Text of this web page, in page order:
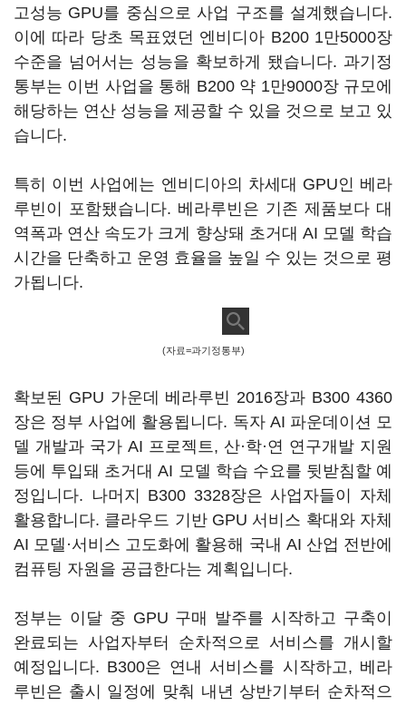
고성능 GPU를 중심으로 사업 구조를 설계했습니다.
이에 따라 당초 목표였던 엔비디아 B200 1만5000장
수준을 넘어서는 성능을 확보하게 됐습니다. 과기정
통부는 이번 사업을 통해 B200 약 1만9000장 규모에
해당하는 연산 성능을 제공할 수 있을 것으로 보고 있
습니다.
특히 이번 사업에는 엔비디아의 차세대 GPU인 베라
루빈이 포함됐습니다. 베라루빈은 기존 제품보다 대
역폭과 연산 속도가 크게 향상돼 초거대 AI 모델 학습
시간을 단축하고 운영 효율을 높일 수 있는 것으로 평
가됩니다.
(자료=과기정통부)
확보된 GPU 가운데 베라루빈 2016장과 B300 4360
장은 정부 사업에 활용됩니다. 독자 AI 파운데이션 모
델 개발과 국가 AI 프로젝트, 산·학·연 연구개발 지원
등에 투입돼 초거대 AI 모델 학습 수요를 뒷받침할 예
정입니다. 나머지 B300 3328장은 사업자들이 자체
활용합니다. 클라우드 기반 GPU 서비스 확대와 자체
AI 모델·서비스 고도화에 활용해 국내 AI 산업 전반에
컴퓨팅 자원을 공급한다는 계획입니다.
정부는 이달 중 GPU 구매 발주를 시작하고 구축이
완료되는 사업자부터 순차적으로 서비스를 개시할
예정입니다. B300은 연내 서비스를 시작하고, 베라
루빈은 출시 일정에 맞춰 내년 상반기부터 순차적으